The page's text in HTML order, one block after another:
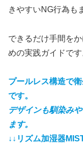
きやすいNG行為も
できるだけ手間を
めの実践ガイドです
プールレス構造で
です。
デザインも馴染み
ます。
↓↓リズム加湿器